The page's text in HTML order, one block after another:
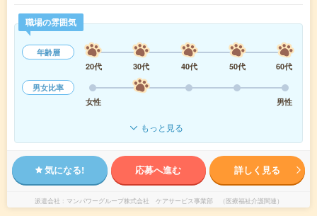
職場の雰囲気
年齢層
20代
30代 40代 50代
60代
男女比率
女性
男性
もっと見る
気になる! 応募へ進む 詳しく見る
派遣会社 マンパワーグループ株式会社 ケアサービス事業部 （医療福祉介護関連）